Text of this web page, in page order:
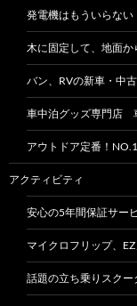
発電機はもういらない
木に固定して、地面か
バン、RVの新車・中
車中泊グッズ専門店
アウトドア定番！
アクティビティ
安心の5年間保証サー
マイクロフリップ、
話題の立ち乗りスクー